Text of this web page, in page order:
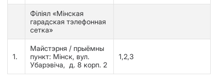
Філіял «Мінская
гарадская тэлефонная
сетка»
1.
Майстэрня / прыёмны
пункт: Мінск, вул.
Убарэвіча, д. 8 корп. 2
1,2,3